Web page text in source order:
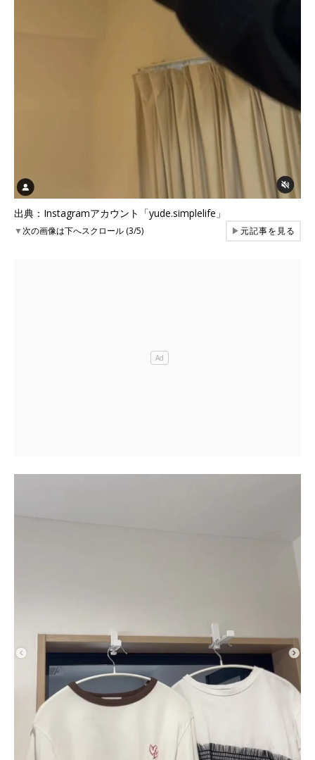
出典：Instagramアカウント「yude.simplelife」
▼次の画像は下へスクロール (3/5) ▶元記事を見る